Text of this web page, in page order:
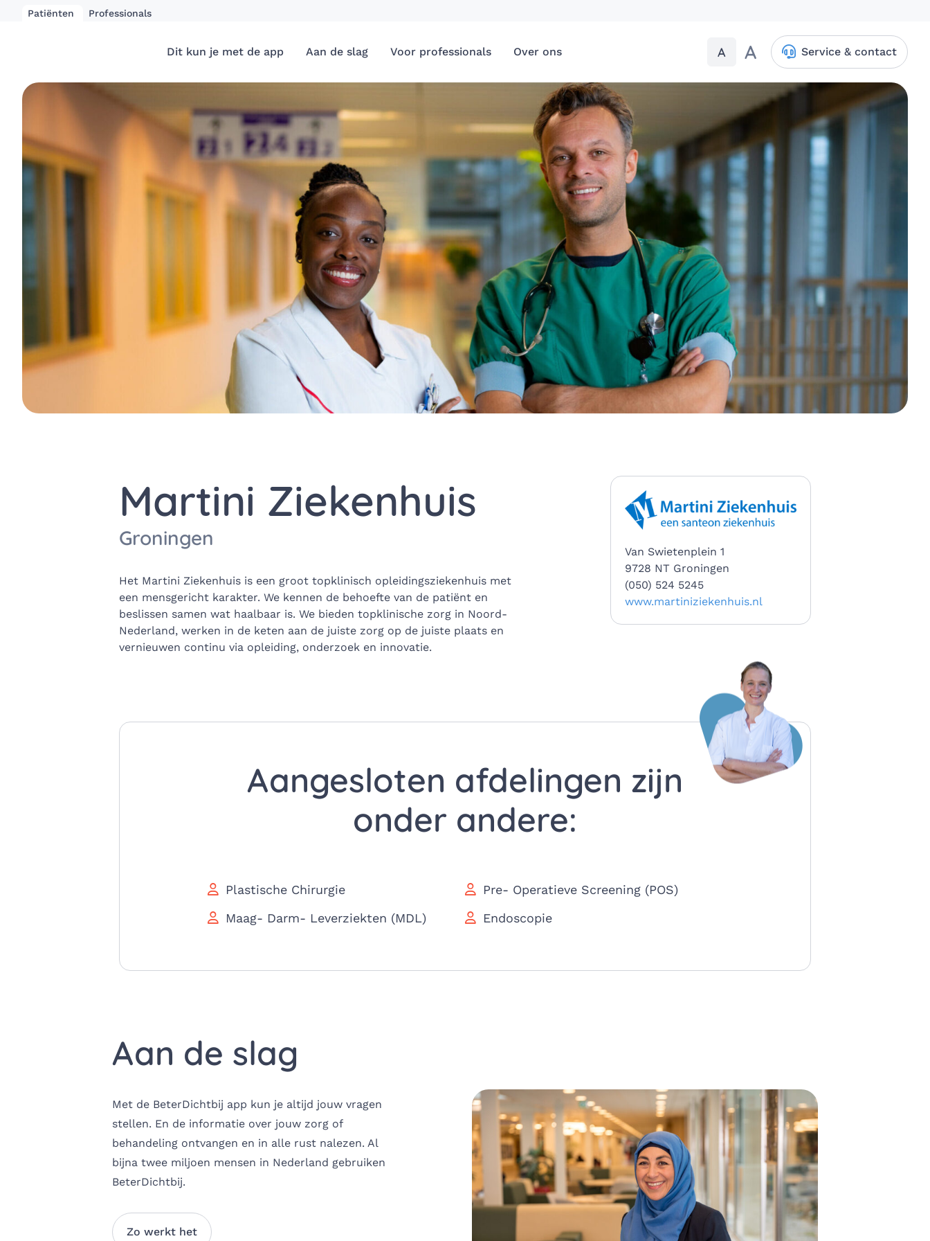
Patiënten Professionals
Dit kun je met de app Aan de slag Voor professionals Over ons A A Service & contact
Martini Ziekenhuis
Groningen
Het Martini Ziekenhuis is een groot topklinisch opleidingsziekenhuis met
een mensgericht karakter. We kennen de behoefte van de patiënt en
beslissen samen wat haalbaar is. We bieden topklinische zorg in Noord-
Nederland, werken in de keten aan de juiste zorg op de juiste plaats en
vernieuwen continu via opleiding, onderzoek en innovatie.
Van Swietenplein 1
9728 NT Groningen
(050) 524 5245
www.martiniziekenhuis.nl
Aangesloten afdelingen zijn
onder andere:
Plastische Chirurgie
Maag- Darm- Leverziekten (MDL)
Pre- Operatieve Screening (POS)
Endoscopie
Aan de slag
Met de BeterDichtbij app kun je altijd jouw vragen
stellen. En de informatie over jouw zorg of
behandeling ontvangen en in alle rust nalezen. Al
bijna twee miljoen mensen in Nederland gebruiken
BeterDichtbij. ​
Zo werkt het